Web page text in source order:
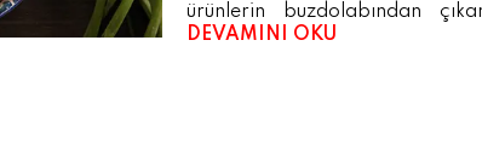
ürünlerin buzdolabından
DEVAMINI OKU